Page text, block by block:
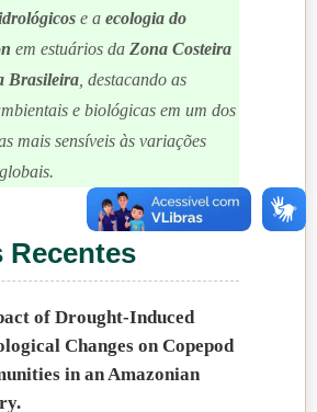
e a ecologia do
em estuários da Zona Costeira
Brasileira , destacando as
e biológicas em um dos
mais sensíveis às variações
of Drought-Induced
Changes on Copepod
in an Amazonian